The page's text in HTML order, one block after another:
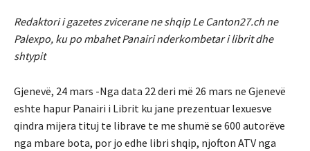
Redaktori i gazetes zvicerane ne shqip Le Canton27.ch ne
Palexpo, ku po mbahet Panairi nderkombetar i librit dhe
shtypit
Gjenevë, 24 mars -Nga data 22 deri më 26 mars ne Gjenevë
eshte hapur Panairi i Librit ku jane prezentuar lexuesve
qindra mijera tituj te librave te me shumë se 600 autorëve
nga mbare bota, por jo edhe libri shqip, njofton ATV nga